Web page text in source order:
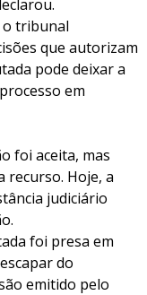
o tribunal
que autorizam
pode deixar a
em
foi aceita, mas
recurso. Hoje, a
judiciário
foi presa em
do
emitido pelo